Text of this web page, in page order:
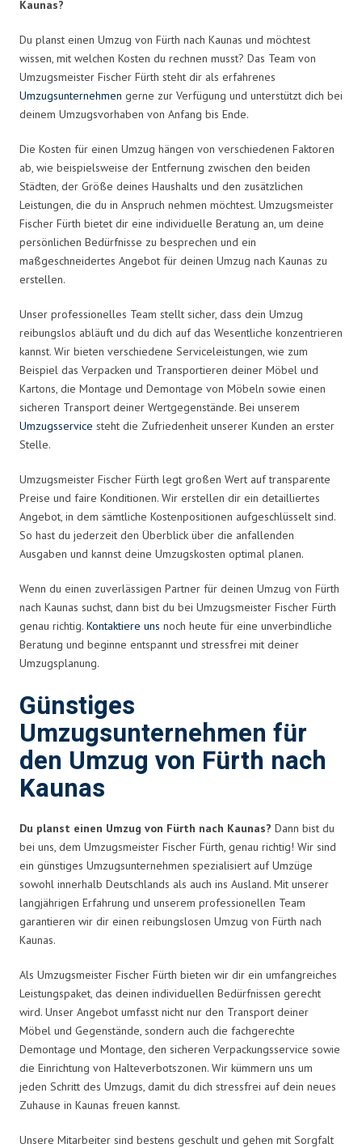
Kaunas?
Du planst einen Umzug von Fürth nach Kaunas und möchtest
wissen, mit welchen Kosten du rechnen musst? Das Team von
Umzugsmeister Fischer Fürth steht dir als erfahrenes
Umzugsunternehmen gerne zur Verfügung und unterstützt dich bei
deinem Umzugsvorhaben von Anfang bis Ende.
Die Kosten für einen Umzug hängen von verschiedenen Faktoren
ab, wie beispielsweise der Entfernung zwischen den beiden
Städten, der Größe deines Haushalts und den zusätzlichen
Leistungen, die du in Anspruch nehmen möchtest. Umzugsmeister
Fischer Fürth bietet dir eine individuelle Beratung an, um deine
persönlichen Bedürfnisse zu besprechen und ein
maßgeschneidertes Angebot für deinen Umzug nach Kaunas zu
erstellen.
Unser professionelles Team stellt sicher, dass dein Umzug
reibungslos abläuft und du dich auf das Wesentliche konzentrieren
kannst. Wir bieten verschiedene Serviceleistungen, wie zum
Beispiel das Verpacken und Transportieren deiner Möbel und
Kartons, die Montage und Demontage von Möbeln sowie einen
sicheren Transport deiner Wertgegenstände. Bei unserem
Umzugsservice steht die Zufriedenheit unserer Kunden an erster
Stelle.
Umzugsmeister Fischer Fürth legt großen Wert auf transparente
Preise und faire Konditionen. Wir erstellen dir ein detailliertes
Angebot, in dem sämtliche Kostenpositionen aufgeschlüsselt sind.
So hast du jederzeit den Überblick über die anfallenden
Ausgaben und kannst deine Umzugskosten optimal planen.
Wenn du einen zuverlässigen Partner für deinen Umzug von Fürth
nach Kaunas suchst, dann bist du bei Umzugsmeister Fischer Fürth
genau richtig. Kontaktiere uns noch heute für eine unverbindliche
Beratung und beginne entspannt und stressfrei mit deiner
Umzugsplanung.
Günstiges
Umzugsunternehmen für
den Umzug von Fürth nach
Kaunas
Du planst einen Umzug von Fürth nach Kaunas? Dann bist du
bei uns, dem Umzugsmeister Fischer Fürth, genau richtig! Wir sind
ein günstiges Umzugsunternehmen spezialisiert auf Umzüge
sowohl innerhalb Deutschlands als auch ins Ausland. Mit unserer
langjährigen Erfahrung und unserem professionellen Team
garantieren wir dir einen reibungslosen Umzug von Fürth nach
Kaunas.
Als Umzugsmeister Fischer Fürth bieten wir dir ein umfangreiches
Leistungspaket, das deinen individuellen Bedürfnissen gerecht
wird. Unser Angebot umfasst nicht nur den Transport deiner
Möbel und Gegenstände, sondern auch die fachgerechte
Demontage und Montage, den sicheren Verpackungsservice sowie
die Einrichtung von Halteverbotszonen. Wir kümmern uns um
jeden Schritt des Umzugs, damit du dich stressfrei auf dein neues
Zuhause in Kaunas freuen kannst.
Unsere Mitarbeiter sind bestens geschult und gehen mit Sorgfalt